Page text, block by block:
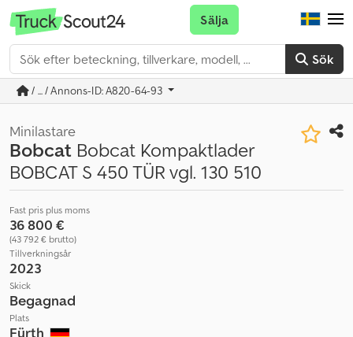
Sök
Sälja
/ ... / Annons-ID: A820-64-93
Minilastare
Bobcat Bobcat Kompaktlader
BOBCAT S 450 TÜR vgl. 130 510
Fast pris plus moms
36 800 €
(43 792 € brutto)
Tillverkningsår
2023
Skick
Begagnad
Plats
Fürth